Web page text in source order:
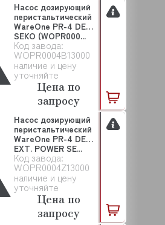
Код завода:
WOPR0004B13000
наличие и цену
уточняйте
Насос дозирующий
перистальтический
WareOne PR-4 DET
SEKO (WOPR000...
Цена по
запросу
Код завода:
WOPR0004Z13000
наличие и цену
уточняйте
Насос дозирующий
перистальтический
WareOne PR-4 DET
EXT. POWER SE...
Цена по
запросу